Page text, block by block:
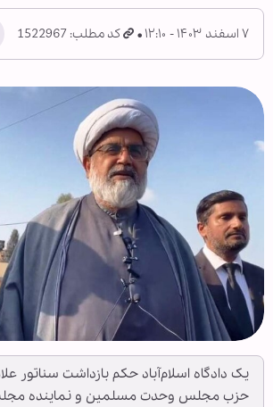
۷ اسفند ۱۴۰۳ - ۱۲:۱۰ کد مطلب: 1522967
یک دادگاه اسلام‌آباد حکم بازداشت سناتور
حزب مجلس وحدت مسلمین و نماینده